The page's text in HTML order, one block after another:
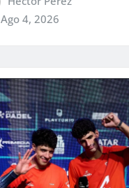
Ago 4, 2026